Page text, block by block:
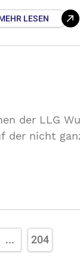
LESEN
der LLG
der nicht
... 204